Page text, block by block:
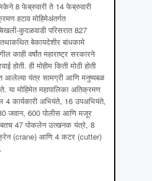
8 फेब्रुवारी ते 14 फेब्रुवारी
हटाव मोहिमेअंतर्गत
कुदळवाडी परिसरात 827
बेकायदेशीर बांधकामे
काही वर्षांत महाराष्ट्र सरकारने
होती. ही मोहीम किती मोठी होती
आलेल्या यंत्र सामग्री आणि मनुष्यबळ
या मोहिमेत महापालिका अतिक्रमण
कार्यकारी अभियंते, 16 उपअभियंते,
जवान, 600 पोलीस आणि मजूर
47 पोकलेन उत्खनक यंत्रे, 8
(crane) आणि 4 कटर (cutter)